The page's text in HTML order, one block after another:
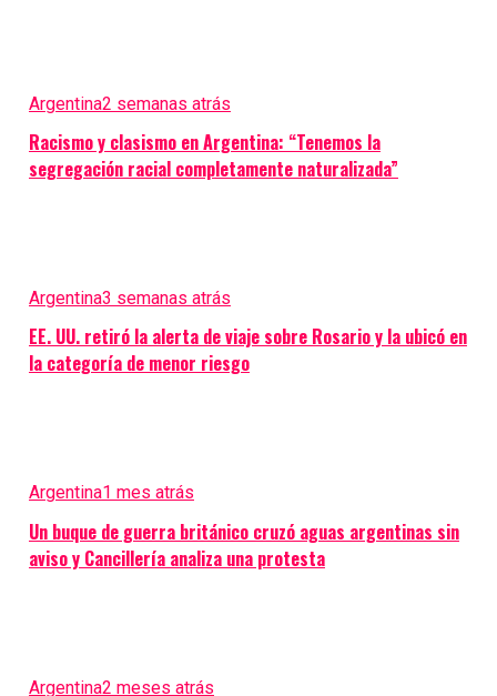
Argentina2 semanas atrás
Racismo y clasismo en Argentina: “Tenemos la
segregación racial completamente naturalizada”
Argentina3 semanas atrás
EE. UU. retiró la alerta de viaje sobre Rosario y la ubicó en
la categoría de menor riesgo
Argentina1 mes atrás
Un buque de guerra británico cruzó aguas argentinas sin
aviso y Cancillería analiza una protesta
Argentina2 meses atrás